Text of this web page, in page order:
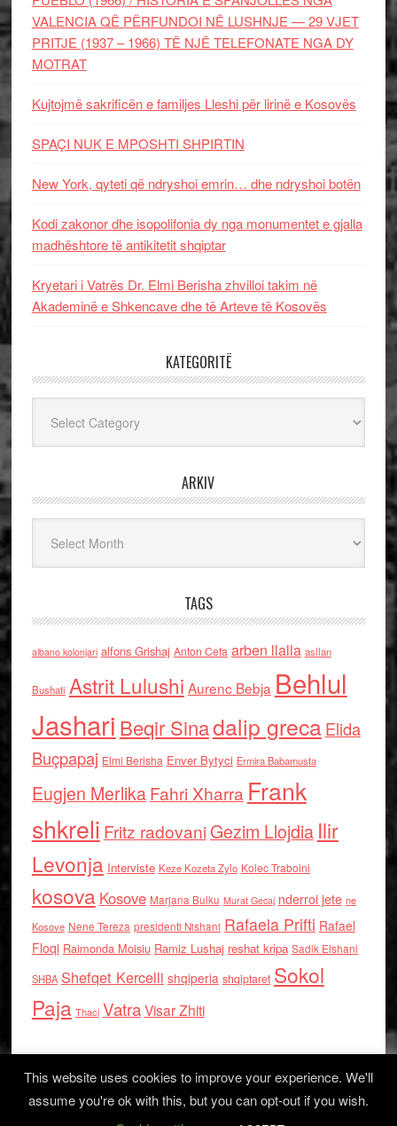
VALENCIA QË PËRFUNDOI NË LUSHNJE — 29 VJET
PRITJE (1937 – 1966) TË NJË TELEFONATE NGA DY
MOTRAT
Kujtojmë sakrificën e familjes Lleshi për lirinë e Kosovës
SPAÇI NUK E MPOSHTI SHPIRTIN
New York, qyteti që ndryshoi emrin… dhe ndryshoi botën
Kodi zakonor dhe isopolifonia dy nga monumentet e gjalla
madhështore të antikitetit shqiptar
Kryetari i Vatrës Dr. Elmi Berisha zhvilloi takim në
Akademinë e Shkencave dhe të Arteve të Kosovës
KATEGORITË
ARKIV
TAGS
albano kolonjari alfons Grishaj Anton Cefa arben llalla asllan
Bushati Astrit Lulushi Aurenc Bebja Behlul
Jashari Beqir Sinadalip grecaElida
Buçpapaj Elmi Berisha Enver Bytyci Ermira Babamusta
Eugjen MerlikaFahri Xharra Frank
shkreli Fritz radovaniGezim Llojdia Ilir
Levonja Interviste Keze Kozeta Zylo Kolec Traboini
kosova Kosove Marjana Bulku Murat Gecaj nderroi jete ne
Kosove Nene Tereza presidenti Nishani Rafaela Prifti Rafael
Floqi Raimonda Moisiu Ramiz Lushaj reshat kripa Sadik Elshani
SHBA Shefqet Kercelli shqiperia shqiptaret Sokol
Paja Thaci VatraVisar Zhiti
This website uses cookies to improve your experience. We'll
assume you're ok with this, but you can opt-out if you wish.